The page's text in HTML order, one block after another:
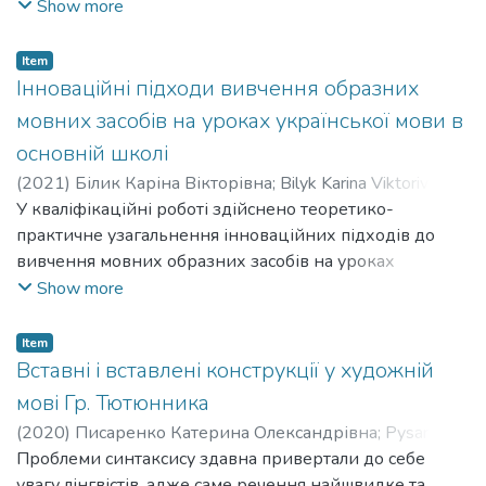
інтеграцією програми «Навчай та розрізняй»,
уміння в учнів десятих класів, виявлено значущість
критичного мислення та інфомедійної грамотності
загалом для учнів, що навчаються в десятих класах.
Show more
Item
Інноваційні підходи вивчення образних
мовних засобів на уроках української мови в
основній школі
(2021) Білик Каріна Вікторівна; Bilyk Karina Viktorivna
Громова Наталія Василівна;Hromova Nataliia Vasylivna
У кваліфікаційні роботі здійснено теоретико-
практичне узагальнення інноваційних підходів до
вивчення мовних образних засобів на уроках
української мови в основній школі. Представлено
технологій та визначено їх місце у контексті
освітнього процесу. Наведено способи ефективного
використання текстів пісень сучасних музичних гуртів
у навчальному процесі, під час уроків української
мови. Надано методичні рекомендації для учителів
мовно-літературної галузі. Вчителеві-словеснику
Show more
Item
Вставні і вставлені конструкції у художній
мові Гр. Тютюнника
(2020) Писаренко Катерина Олександрівна; Pysarenko
Kateryna Oleksandrivna;Беценко Тетяна Петрівна;
Проблеми синтаксису здавна привертали до себе